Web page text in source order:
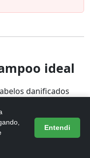
ideal
danificados
da saúde
tipo de dano que
ressecamento ou
Entendi